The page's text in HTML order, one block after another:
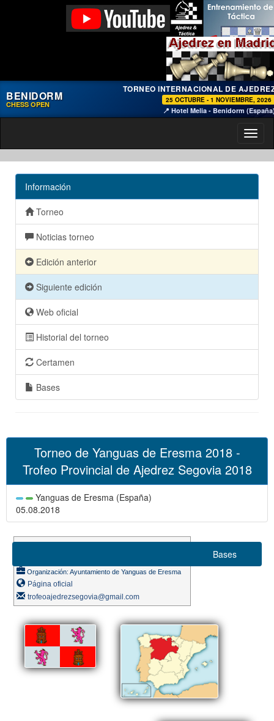
BENIDORM
CHESS OPEN
TORNEO INTERNACIONAL DE
25 OCTUBRE - 1 NOVIEMBRE, 2026
📍 Hotel Melia - Benidorm
Información
Torneo
Noticias torneo
Edición anterior
Siguiente edición
Web oficial
Historial del torneo
Certamen
Bases
Torneo de Yanguas de Eresma 2018 -
Trofeo Provincial de Ajedrez Segovia 2018
Yanguas de Eresma (España)
05.08.2018
Organización: Ayuntamiento de Yanguas de Eresma
Página oficial
trofeoajedrezsegovia@gmail.com
Bases